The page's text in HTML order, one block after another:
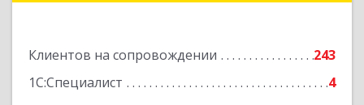
Клиентов на сопровождении
243
1С:Специалист
4